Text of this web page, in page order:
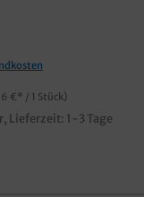
€* / 1 Stück)
Lieferzeit: 1-3 Tage